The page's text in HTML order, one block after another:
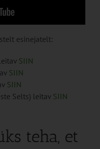
esinejatelt:
SIIN
SIIN
SIIN
Selts) leitav SIIN
teha, et